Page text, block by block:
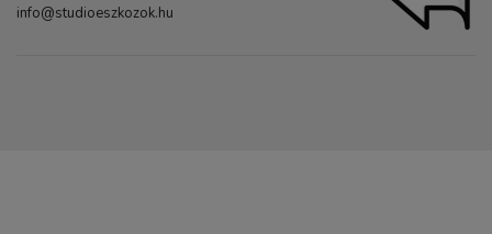
info@studioeszkozok.hu